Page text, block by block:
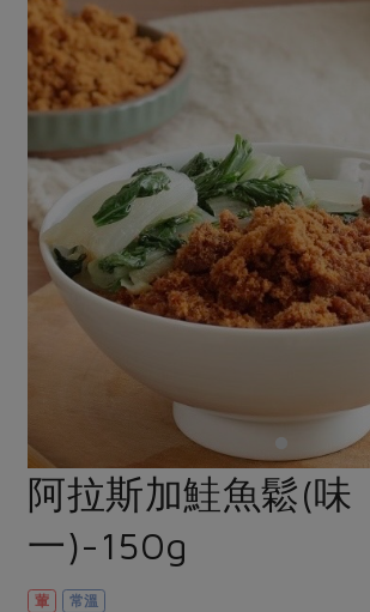
奶蛋豆・五穀
蛋
豆製品 米麵雜糧
肉品・水產
畜產肉類 水產
水畜加工品
休閒零嘴 沖泡飲品
保健食品
麵食
肉食
海鮮
蛋料理
湯品．鍋物
漬物
把最好的台灣味帶回家！
防災用品預購圓滿結束
2026年端午節預購圓滿結束
更多預購活動
當季產品
合作25-經典快閃最後一週
合作25-精選產品第四彈
議題活動
主婦聯盟X樂齡網特約優惠案
30%rPET紅烏龍茶
觀點文章
主婦食堂
產品故事 生活提案
樂齡生活 親子食育
廚房瑜伽
支持本土農糧
廢核運動 能源議題
減添加物 減塑減廢
公益金
更多議題
關於合作社
認識合作社
關於我們
合作社組織
員工與求才
產品檢驗
硝酸鹽檢驗
社員權益
合作社法規
重要公告
阿拉斯加鮭魚鬆(味
一)-150g
葷 常溫